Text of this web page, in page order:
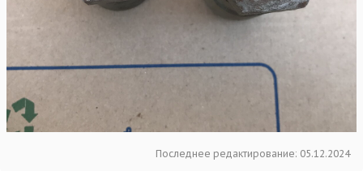
Последнее редактирование: 05.12.2024